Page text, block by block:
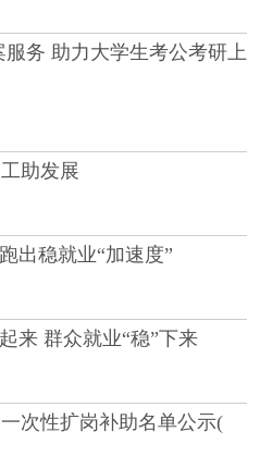
务 助力大学生考公考研上
助发展
出稳就业“加速度”
来 群众就业“稳”下来
次性扩岗补助名单公示(